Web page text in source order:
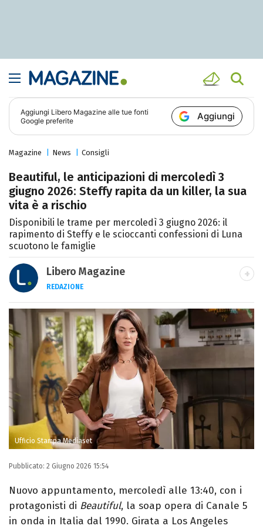
Aggiungi Libero Magazine alle tue fonti
Google preferite
Aggiungi
Magazine News Consigli
Beautiful, le anticipazioni di mercoledì 3
giugno 2026: Steffy rapita da un killer, la sua
vita è a rischio
Disponibili le trame per mercoledì 3 giugno 2026: il
rapimento di Steffy e le scioccanti confessioni di Luna
scuotono le famiglie
Libero Magazine
REDAZIONE
E-MAIL
INSTAGRAM FACEBOOK
Libero Magazine è il canale del portale
Libero.it dedicato al mondo della
televisione, dello spettacolo e del gossip.
Ufficio Stampa Mediaset
Pubblicato: 2 Giugno 2026 15:54
Nuovo appuntamento, mercoledì alle 13:40, con i
protagonisti di Beautiful, la soap opera di Canale 5
in onda in Italia dal 1990. Girata a Los Angeles